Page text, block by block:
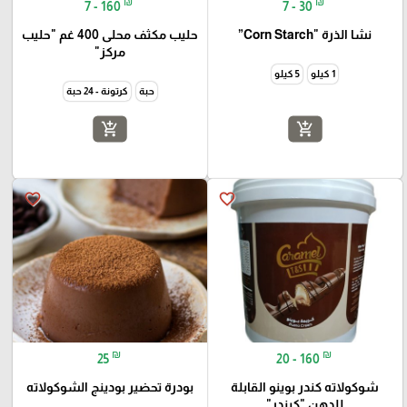
7 - 30
نشا الذرة "Corn Starch”
1 كيلو 5 كيلو
add_shopping_cart
7 - 160
حليب مكثف محلى 400 غم "حليب
مركز"
حبة كرتونة - 24 حبة
add_shopping_cart
favorite_border
20 - 160 ₪
شوكولاته كندر بوينو القابلة
للدهن "كيندر"
favorite_border
25 ₪
بودرة تحضير بودينج الشوكولاته